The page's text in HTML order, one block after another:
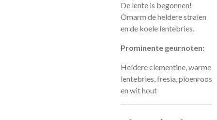
De lente is begonnen!
Omarm de heldere stralen
en de koele lentebries.
Prominente geurnoten:
Heldere clementine, warme
lentebries, fresia, pioenroos
en wit hout